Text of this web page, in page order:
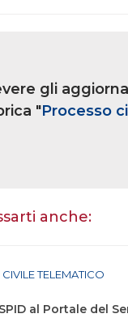
gli
"Processo
anche:
TELEMATICO